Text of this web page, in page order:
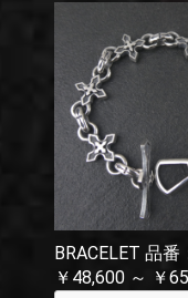
BRACELET 品番
￥48,600 ～ ￥